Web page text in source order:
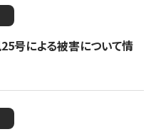
25号による被害について情